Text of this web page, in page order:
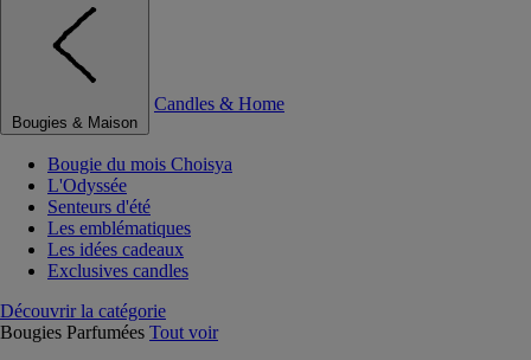
Bougies & Maison
Candles & Home
Bougie du mois Choisya
L'Odyssée
Senteurs d'été
Les emblématiques
Les idées cadeaux
Exclusives candles
Découvrir la catégorie
Bougies Parfumées Tout voir